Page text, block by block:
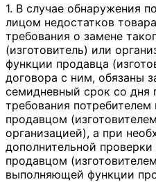
1. В случае обнаружения
лицом недостатков
требования о замене
(изготовитель) или
функции продавца
договора с ним, обязаны
семидневный срок со дня
требования потребителем
продавцом
организацией), а при
дополнительной проверки
продавцом
выполняющей функции